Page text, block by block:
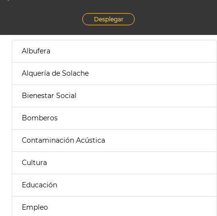
Desplegar
Albufera
Alquería de Solache
Bienestar Social
Bomberos
Contaminación Acústica
Cultura
Educación
Empleo